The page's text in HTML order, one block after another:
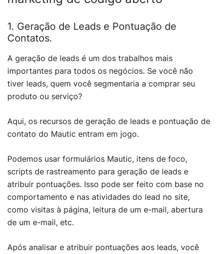
1. Geração de Leads e Pontuação de
Contatos.
A geração de leads é um dos trabalhos mais
importantes para todos os negócios. Se você não
tiver leads, quem você segmentaria a comprar seu
produto ou serviço?
Aqui, os recursos de geração de leads e pontuação de
contato do Mautic entram em jogo.
Podemos usar formulários Mautic, itens de foco,
scripts de rastreamento para geração de leads e
atribuir pontuações. Isso pode ser feito com base no
comportamento e nas atividades do lead no site,
como visitas à página, leitura de um e-mail, abertura
de um e-mail, etc.
Após analisar e atribuir pontuações aos leads, você